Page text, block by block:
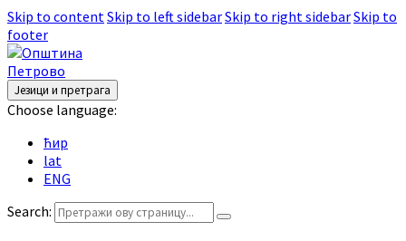
Skip to contentSkip to left sidebarSkip to right sidebarSkip to
footer
Језици и претрага
Choose language:
ћир
lat
ENG
Search: